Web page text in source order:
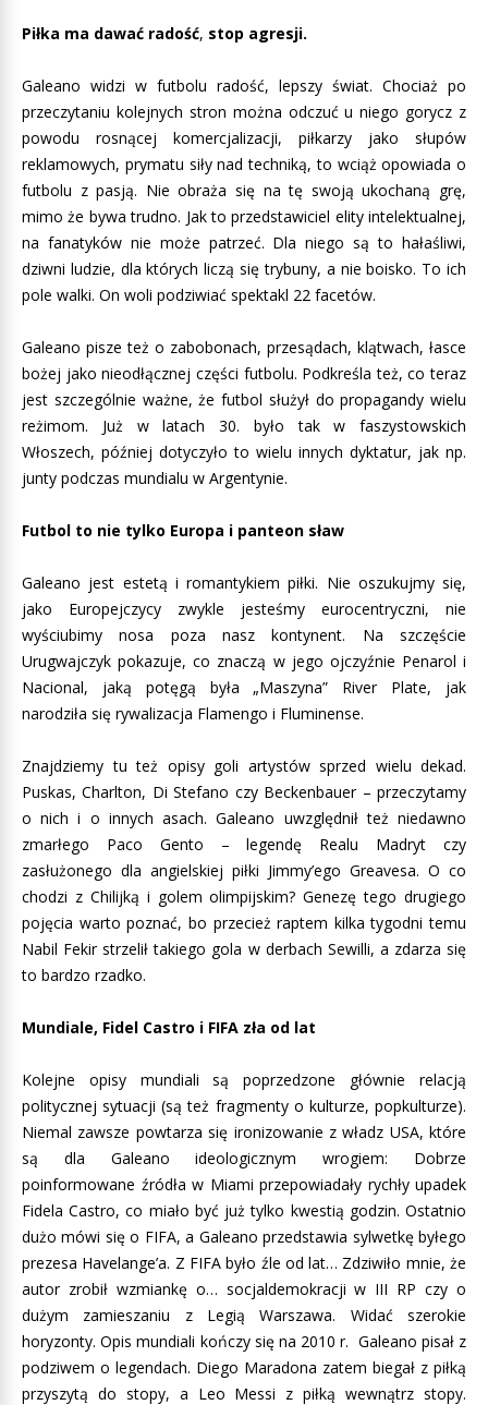
Piłka ma dawać radość, stop agresji.
Galeano widzi w futbolu radość, lepszy świat. Chociaż po
przeczytaniu kolejnych stron można odczuć u niego gorycz z
powodu rosnącej komercjalizacji, piłkarzy jako słupów
reklamowych, prymatu siły nad techniką, to wciąż opowiada o
futbolu z pasją. Nie obraża się na tę swoją ukochaną grę,
mimo że bywa trudno. Jak to przedstawiciel elity intelektualnej,
na fanatyków nie może patrzeć. Dla niego są to hałaśliwi,
dziwni ludzie, dla których liczą się trybuny, a nie boisko. To ich
pole walki. On woli podziwiać spektakl 22 facetów.
Galeano pisze też o zabobonach, przesądach, klątwach, łasce
bożej jako nieodłącznej części futbolu. Podkreśla też, co teraz
jest szczególnie ważne, że futbol służył do propagandy wielu
reżimom. Już w latach 30. było tak w faszystowskich
Włoszech, później dotyczyło to wielu innych dyktatur, jak np.
junty podczas mundialu w Argentynie.
Futbol to nie tylko Europa i panteon sław
Galeano jest estetą i romantykiem piłki. Nie oszukujmy się,
jako Europejczycy zwykle jesteśmy eurocentryczni, nie
wyściubimy nosa poza nasz kontynent. Na szczęście
Urugwajczyk pokazuje, co znaczą w jego ojczyźnie Penarol i
Nacional, jaką potęgą była „Maszyna” River Plate, jak
narodziła się rywalizacja Flamengo i Fluminense.
Znajdziemy tu też opisy goli artystów sprzed wielu dekad.
Puskas, Charlton, Di Stefano czy Beckenbauer – przeczytamy
o nich i o innych asach. Galeano uwzględnił też niedawno
zmarłego Paco Gento – legendę Realu Madryt czy
zasłużonego dla angielskiej piłki Jimmy’ego Greavesa. O co
chodzi z Chilijką i golem olimpijskim? Genezę tego drugiego
pojęcia warto poznać, bo przecież raptem kilka tygodni temu
Nabil Fekir strzelił takiego gola w derbach Sewilli, a zdarza się
to bardzo rzadko.
Mundiale, Fidel Castro i FIFA zła od lat
Kolejne opisy mundiali są poprzedzone głównie relacją
politycznej sytuacji (są też fragmenty o kulturze, popkulturze).
Niemal zawsze powtarza się ironizowanie z władz USA, które
są dla Galeano ideologicznym wrogiem: Dobrze
poinformowane źródła w Miami przepowiadały rychły upadek
Fidela Castro, co miało być już tylko kwestią godzin. Ostatnio
dużo mówi się o FIFA, a Galeano przedstawia sylwetkę byłego
prezesa Havelange’a. Z FIFA było źle od lat… Zdziwiło mnie, że
autor zrobił wzmiankę o… socjaldemokracji w III RP czy o
dużym zamieszaniu z Legią Warszawa. Widać szerokie
horyzonty. Opis mundiali kończy się na 2010 r. Galeano pisał z
podziwem o legendach. Diego Maradona zatem biegał z piłką
przyszytą do stopy, a Leo Messi z piłką wewnątrz stopy.